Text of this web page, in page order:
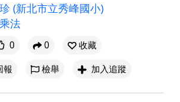
(新北市立秀峰國小)
法
0 0
收藏
報
檢舉 加入追蹤